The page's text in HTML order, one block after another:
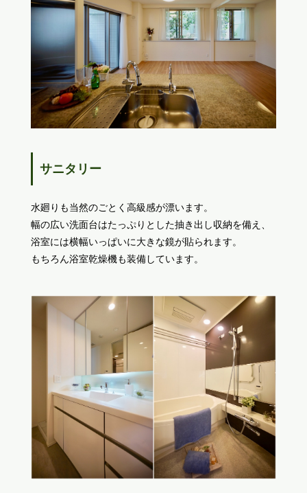
サニタリー
水廻りも当然のごとく高級感が漂います。
幅の広い洗面台はたっぷりとした抽き出し収納を備え、
浴室には横幅いっぱいに大きな鏡が貼られます。
もちろん浴室乾燥機も装備しています。